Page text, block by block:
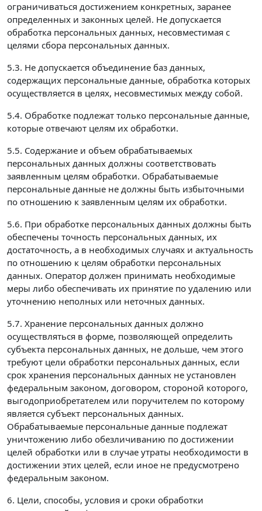
ограничиваться достижением конкретных, заранее
определенных и законных целей. Не допускается
обработка персональных данных, несовместимая с
целями сбора персональных данных.
5.3. Не допускается объединение баз данных,
содержащих персональные данные, обработка которых
осуществляется в целях, несовместимых между собой.
5.4. Обработке подлежат только персональные данные,
которые отвечают целям их обработки.
5.5. Содержание и объем обрабатываемых
персональных данных должны соответствовать
заявленным целям обработки. Обрабатываемые
персональные данные не должны быть избыточными
по отношению к заявленным целям их обработки.
5.6. При обработке персональных данных должны быть
обеспечены точность персональных данных, их
достаточность, а в необходимых случаях и актуальность
по отношению к целям обработки персональных
данных. Оператор должен принимать необходимые
меры либо обеспечивать их принятие по удалению или
уточнению неполных или неточных данных.
5.7. Хранение персональных данных должно
осуществляться в форме, позволяющей определить
субъекта персональных данных, не дольше, чем этого
требуют цели обработки персональных данных, если
срок хранения персональных данных не установлен
федеральным законом, договором, стороной которого,
выгодоприобретателем или поручителем по которому
является субъект персональных данных.
Обрабатываемые персональные данные подлежат
уничтожению либо обезличиванию по достижении
целей обработки или в случае утраты необходимости в
достижении этих целей, если иное не предусмотрено
федеральным законом.
6. Цели, способы, условия и сроки обработки